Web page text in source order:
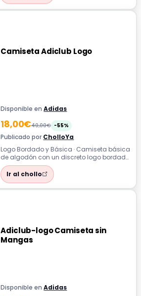
Camiseta Adiclub Logo
Disponible enAdidas
18,00€40,00€ -55%
Publicado por CholloYa
Logo Bordado y Básica · Camiseta básica
de algodón con un discreto logo bordado
perfecta para combinar con cualquier ...
Ir al chollo
Adiclub-logo Camiseta sin
Mangas
Disponible enAdidas